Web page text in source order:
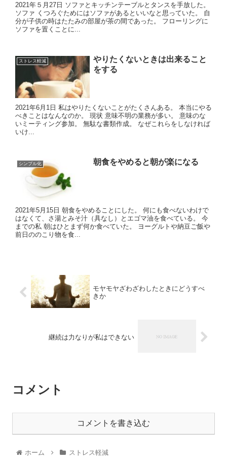
2021年５月27日 ソファとキッチンテーブルとタンスを手放した。
ソファ くつろぐためにはソファがあるといいなと思っていた。 自
分が子供の時はたたみの部屋が茶の間であった。 フローリングに
ソファを置くことに...
ストレス軽減
やりたくないときは出来ること
をする
2021年6月1日 私はやりたくないことがたくさんある。 本当にやる
べきことはなんなのか。 現状 意味不明の業務が多い。 意味のな
いミーティング参加。 無駄な書類作成。 なぜこれらをしなければ
いけ...
シンプル化 朝食をやめると朝が楽になる
2021年5月15日 朝食をやめることにした。 何にも食べないわけで
はなくて、さ湯とみそ汁（具なし）とエゴマ油を食べている。 今
までの私 朝はひとまず何か食べていた。 ヨーグルトや納豆ご飯や
前日ののこり物を食...
モヤモヤざわざわしたときにどうすべ
きか
継続は力なりが私はできない
コメント
コメントを書き込む
ホーム ストレス軽減